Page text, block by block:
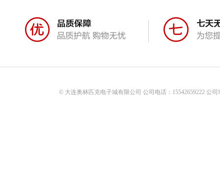
© 大连奥林匹克电子城有限公司 公司电话：15542659222 公